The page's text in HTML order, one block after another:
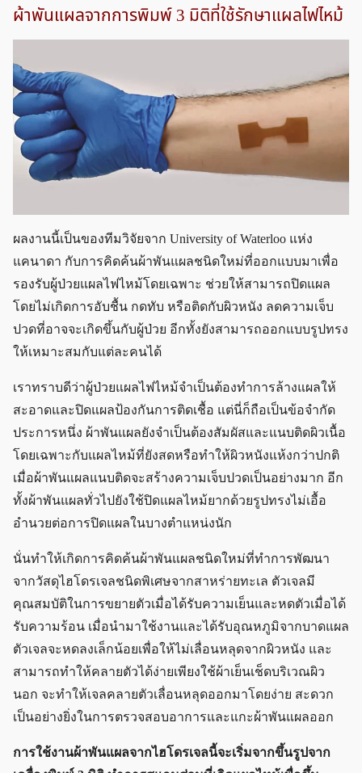
ผ้าพันแผลจากการพิมพ์ 3 มิติที่ใช้รักษาแผลไฟไหม้
ผลงานนี้เป็นของทีมวิจัยจาก University of Waterloo แห่ง
แคนาดา กับการคิดค้นผ้าพันแผลชนิดใหม่ที่ออกแบบมาเพื่อ
รองรับผู้ป่วยแผลไฟไหม้โดยเฉพาะ ช่วยให้สามารถปิดแผล
โดยไม่เกิดการอับชื้น กดทับ หรือติดกับผิวหนัง ลดความเจ็บ
ปวดที่อาจจะเกิดขึ้นกับผู้ป่วย อีกทั้งยังสามารถออกแบบรูปทรง
ให้เหมาะสมกับแต่ละคนได้
เราทราบดีว่าผู้ป่วยแผลไฟไหม้จำเป็นต้องทำการล้างแผลให้
สะอาดและปิดแผลป้องกันการติดเชื้อ แต่นี่ก็ถือเป็นข้อจำกัด
ประการหนึ่ง ผ้าพันแผลยังจำเป็นต้องสัมผัสและแนบติดผิวเนื้อ
โดยเฉพาะกับแผลไหม้ที่ยังสดหรือทำให้ผิวหนังแห้งกว่าปกติ
เมื่อผ้าพันแผลแนบติดจะสร้างความเจ็บปวดเป็นอย่างมาก อีก
ทั้งผ้าพันแผลทั่วไปยังใช้ปิดแผลไหม้ยากด้วยรูปทรงไม่เอื้อ
อำนวยต่อการปิดแผลในบางตำแหน่งนัก
นั่นทำให้เกิดการคิดค้นผ้าพันแผลชนิดใหม่ที่ทำการพัฒนา
จากวัสดุไฮโดรเจลชนิดพิเศษจากสาหร่ายทะเล ตัวเจลมี
คุณสมบัติในการขยายตัวเมื่อได้รับความเย็นและหดตัวเมื่อได้
รับความร้อน เมื่อนำมาใช้งานและได้รับอุณหภูมิจากบาดแผล
ตัวเจลจะหดลงเล็กน้อยเพื่อให้ไม่เลื่อนหลุดจากผิวหนัง และ
สามารถทำให้คลายตัวได้ง่ายเพียงใช้ผ้าเย็นเช็ดบริเวณผิว
นอก จะทำให้เจลคลายตัวเลื่อนหลุดออกมาโดยง่าย สะดวก
เป็นอย่างยิ่งในการตรวจสอบอาการและแกะผ้าพันแผลออก
การใช้งานผ้าพันแผลจากไฮโดรเจลนี้จะเริ่มจากขึ้นรูปจาก